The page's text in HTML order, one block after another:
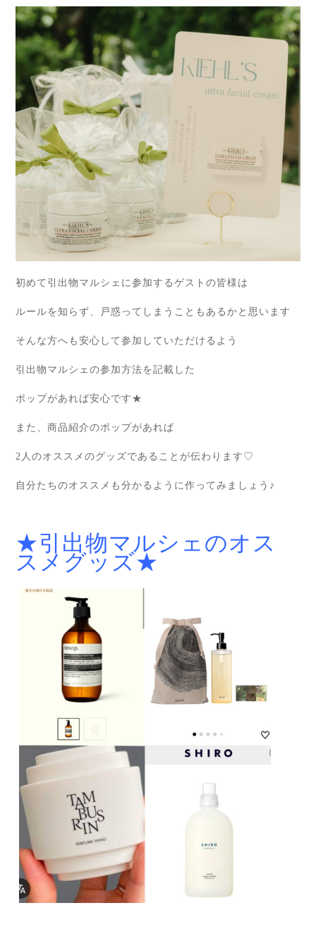
初めて引出物マルシェに参加するゲストの皆様は
ルールを知らず、戸惑ってしまうこともあるかと思います
そんな方へも安心して参加していただけるよう
引出物マルシェの参加方法を記載した
ポップがあれば安心です★
また、商品紹介のポップがあれば
2人のオススメのグッズであることが伝わります♡
自分たちのオススメも分かるように作ってみましょう♪
★引出物マルシェのオス
スメグッズ★